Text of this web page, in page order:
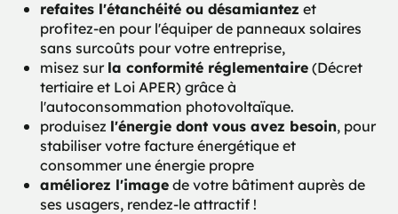
refaites l'étanchéité ou désamiantez et
profitez-en pour l'équiper de panneaux solaires
sans surcoûts pour votre entreprise,
misez surla conformité réglementaire(Décret
tertiaire et Loi APER) grâce à
l'autoconsommation photovoltaïque.
produisez l'énergie dont vous avez besoin, pour
stabiliser votre facture énergétique et
consommer une énergie propre
améliorez l'imagede votre bâtiment auprès de
ses usagers, rendez-le attractif !